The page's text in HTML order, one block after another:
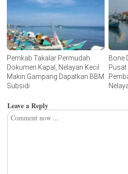
Pemkab Takalar Permudah
Dokumen Kapal, Nelayan Kecil
Makin Gampang Dapatkan BBM
Subsidi
Bone
Leave a Reply